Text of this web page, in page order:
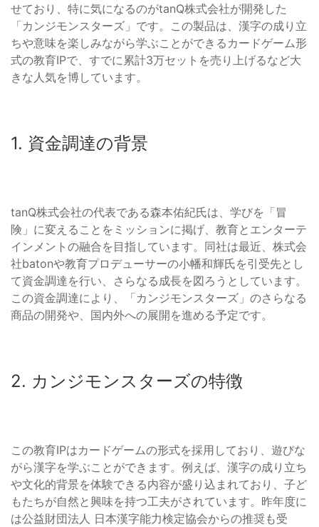
せており、特に気になるのがtanQ株式会社が開発した
「カンジモンスターズ」です。この製品は、漢字の成り立
ちや意味を楽しみながら学ぶことができるカードゲーム形
式の教育IPで、すでに累計3万セットを売り上げるなど大
きな人気を博しています。
1. 資金調達の背景
tanQ株式会社の代表である森本佑紀氏は、学びを「冒
険」に変えることをミッションに掲げ、教育とエンターテ
インメントの融合を目指しています。同社は最近、株式会
社batonや教育プロデューサーの小幡和輝氏を引受先とし
て資金調達を行い、さらなる成長を図ろうとしています。
この資金調達により、「カンジモンスターズ」のさらなる
商品の開発や、国内外への展開を進める予定です。
2. カンジモンスターズの特徴
この教育IPはカードゲームの形式を採用しており、遊びな
がら漢字を学ぶことができます。例えば、漢字の成り立ち
や文化的背景を体験できる内容が盛り込まれており、子ど
もたちが自然と興味を持つ工夫がされています。昨年度に
は公益財団法人 日本漢字能力検定協会からの推奨も受